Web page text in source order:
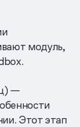
модуль,
—
Этот этап